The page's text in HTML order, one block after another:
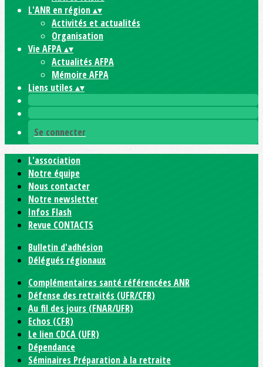
L'ANR en région▴▾
Activités et actualités
Organisation
Vie AFPA▴▾
Actualités AFPA
Mémoire AFPA
Liens utiles ▴▾
Se connecter
L'association
Notre équipe
Nous contacter
Notre newsletter
Infos Flash
Revue CONTACTS
Bulletin d'adhésion
Délégués régionaux
Complémentaires santé référencées ANR
Défense des retraités (UFR/CFR)
Au fil des jours (FNAR/UFR)
Echos (CFR)
Le lien CDCA (UFR)
Dépendance
Séminaires Préparation à la retraite